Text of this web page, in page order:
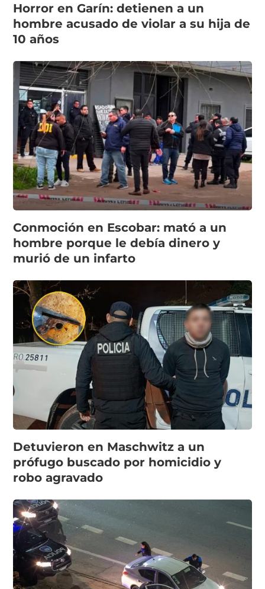
Horror en Garín: detienen a un
hombre acusado de violar a su hija de
10 años
Conmoción en Escobar: mató a un
hombre porque le debía dinero y
murió de un infarto
Detuvieron en Maschwitz a un
prófugo buscado por homicidio y
robo agravado